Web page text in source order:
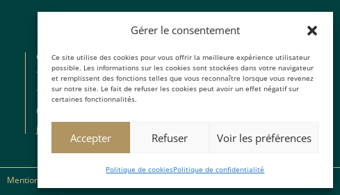
Gérer le consentement
Ce site utilise des cookies pour vous offrir la meilleure expérience utilisateur
possible. Les informations sur les cookies sont stockées dans votre navigateur
et remplissent des fonctions telles que vous reconnaître lorsque vous revenez
sur notre site. Le fait de refuser les cookies peut avoir un effet négatif sur
certaines fonctionnalités.
Accepter Refuser Voir les préférences
Politique de cookiesPolitique de confidentialité
Cabinet Noyer
7 rue Francisque Sarcey,
75116 Paris
01 87 66 82 62
jeanmarc@cabinetnoyer.com
Mentions légales & CGU